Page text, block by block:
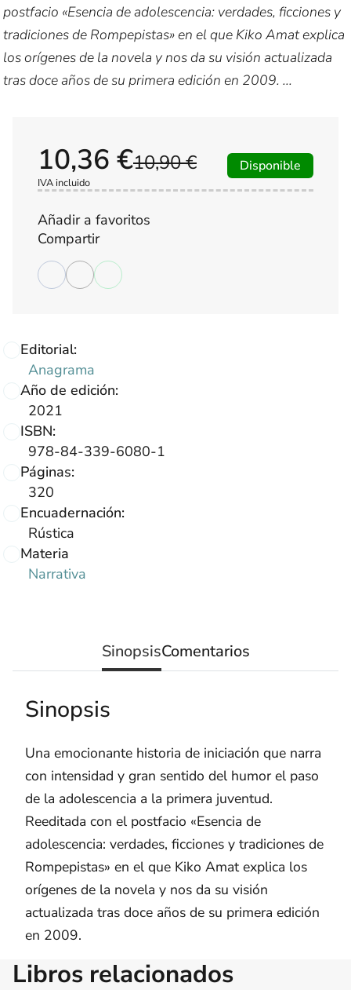
postfacio «Esencia de adolescencia: verdades, ficciones y
tradiciones de Rompepistas» en el que Kiko Amat explica
los orígenes de la novela y nos da su visión actualizada
tras doce años de su primera edición en 2009. ...
Editorial:
Anagrama
Año de edición:
2021
ISBN:
978-84-339-6080-1
Páginas:
320
Encuadernación:
Rústica
Materia
Narrativa
10,90 €
10,36 €
IVA incluido
Disponible
Añadir a favoritos
Compartir
SinopsisComentarios
Sinopsis
Una emocionante historia de iniciación que narra
con intensidad y gran sentido del humor el paso
de la adolescencia a la primera juventud.
Reeditada con el postfacio «Esencia de
adolescencia: verdades, ficciones y tradiciones de
Rompepistas» en el que Kiko Amat explica los
orígenes de la novela y nos da su visión
actualizada tras doce años de su primera edición
en 2009.
Libros relacionados